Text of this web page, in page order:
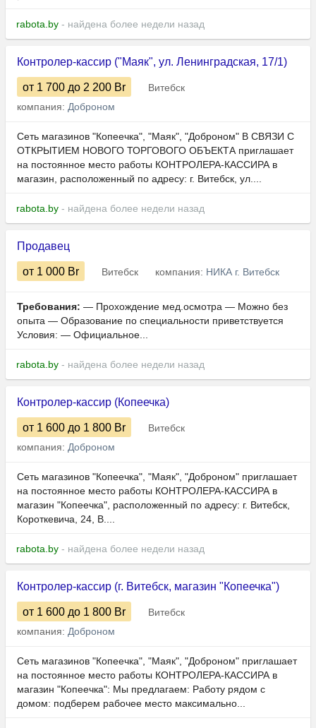
rabota.by - найдена более недели назад
Контролер-кассир ("Маяк", ул. Ленинградская, 17/1)
от 1 700 до 2 200 Br
Витебск
компания: Доброном
Сеть магазинов "Копеечка", "Маяк", "Доброном" В СВЯЗИ С
ОТКРЫТИЕМ НОВОГО ТОРГОВОГО ОБЪЕКТА приглашает
на постоянное место работы КОНТРОЛЕРА-КАССИРА в
магазин, расположенный по адресу: г. Витебск, ул....
rabota.by - найдена более недели назад
Продавец
от 1 000 Br Витебск компания: НИКА г. Витебск
Требования: — Прохождение мед.осмотра — Можно без
опыта — Образование по специальности приветствуется
Условия: — Официальное...
rabota.by - найдена более недели назад
Контролер-кассир (Копеечка)
от 1 600 до 1 800 Br
Витебск
компания: Доброном
Сеть магазинов "Копеечка", "Маяк", "Доброном" приглашает
на постоянное место работы КОНТРОЛЕРА-КАССИРА в
магазин "Копеечка", расположенный по адресу: г. Витебск,
Короткевича, 24, В....
rabota.by - найдена более недели назад
Контролер-кассир (г. Витебск, магазин "Копеечка")
от 1 600 до 1 800 Br
Витебск
компания: Доброном
Сеть магазинов "Копеечка", "Маяк", "Доброном" приглашает
на постоянное место работы КОНТРОЛЕРА-КАССИРА в
магазин "Копеечка": Мы предлагаем: Работу рядом с
домом: подберем рабочее место максимально...